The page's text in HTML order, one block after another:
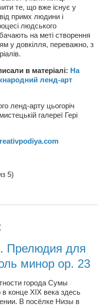
НА ЗАКАЗ
мужской одежды
центр
те, що вже існує у
примх людини і
людського
на меті створення
у довкілля, переважно, з
в матеріалі: На
ленд-арт
ленд-арту цьогоріч
галереї Гері
5)
Прелюдия для
минор op. 23
города Сумы
конце XIX века здесь
В посёлке Низы в